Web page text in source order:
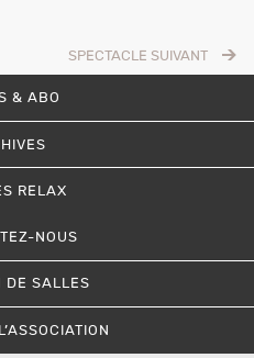
SPECTACLE SUIVANT
& ABO
RELAX
NOUS
DE SALLES